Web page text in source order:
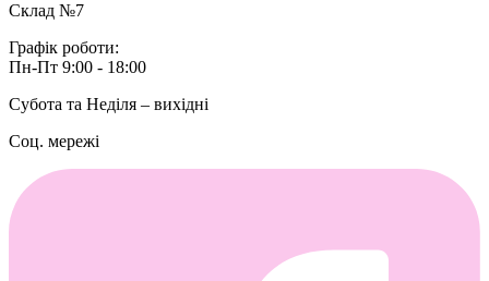
Склад №7
Графік роботи:
Пн-Пт 9:00 - 18:00
Субота та Неділя – вихідні
Соц. мережі